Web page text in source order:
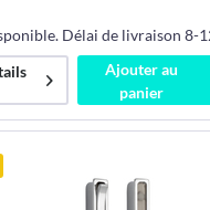
Délai de livraison 8-
Ajouter au
panier